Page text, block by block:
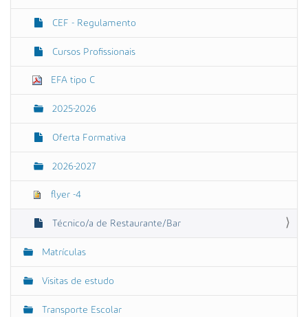
CEF - Regulamento
Cursos Profissionais
EFA tipo C
2025-2026
Oferta Formativa
2026-2027
flyer -4
Técnico/a de Restaurante/Bar
Matrículas
Visitas de estudo
Transporte Escolar